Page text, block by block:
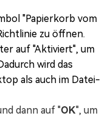
"Papierkorb vom
zu öffnen.
auf "Aktiviert", um
wird das
als auch im Datei-
dann auf "OK", um